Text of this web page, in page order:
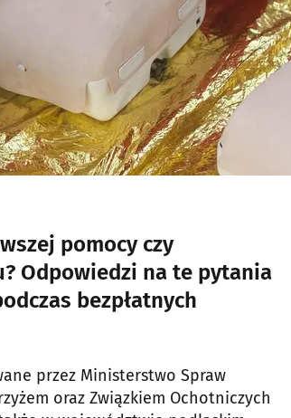
pomocy czy
Odpowiedzi na te pytania
bezpłatnych
przez Ministerstwo Spraw
oraz Związkiem Ochotniczych